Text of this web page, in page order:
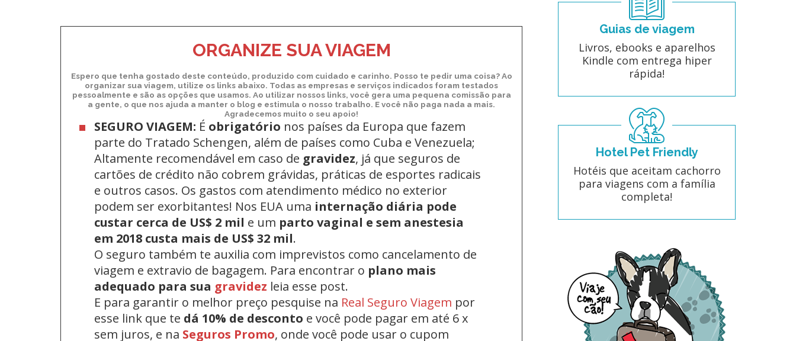
ORGANIZE SUA VIAGEM
Espero que tenha gostado deste conteúdo, produzido com cuidado e carinho. Posso te pedir uma coisa? Ao
organizar sua viagem, utilize os links abaixo. Todas as empresas e serviços indicados foram testados
pessoalmente e são as opções que usamos. Ao utilizar nossos links, você gera uma pequena comissão para
a gente, o que nos ajuda a manter o blog e estimula o nosso trabalho. E você não paga nada a mais.
Agradecemos muito o seu apoio!
SEGURO VIAGEM: É obrigatório nos países da Europa que fazem
parte do Tratado Schengen, além de países como Cuba e Venezuela;
Altamente recomendável em caso de gravidez, já que seguros de
cartões de crédito não cobrem grávidas, práticas de esportes radicais
e outros casos. Os gastos com atendimento médico no exterior
podem ser exorbitantes! Nos EUA uma internação diária pode
custar cerca de US$ 2 mil e um parto vaginal e sem anestesia
em 2018 custa mais de US$ 32 mil.
O seguro também te auxilia com imprevistos como cancelamento de
viagem e extravio de bagagem. Para encontrar o plano mais
adequado para sua gravidez leia esse post.
E para garantir o melhor preço pesquise na Real Seguro Viagem por
esse link que te dá 10% de desconto e você pode pagar em até 6 x
sem juros, e na Seguros Promo, onde você pode usar o cupom
Guias de viagem
Livros, ebooks e aparelhos
Kindle com entrega hiper
rápida!
Hotel Pet Friendly
Hotéis que aceitam cachorro
para viagens com a família
completa!